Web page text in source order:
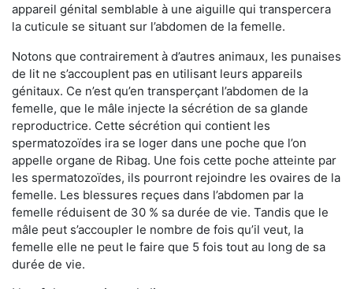
appareil génital semblable à une aiguille qui transpercera
la cuticule se situant sur l’abdomen de la femelle.
Notons que contrairement à d’autres animaux, les punaises
de lit ne s’accouplent pas en utilisant leurs appareils
génitaux. Ce n’est qu’en transperçant l’abdomen de la
femelle, que le mâle injecte la sécrétion de sa glande
reproductrice. Cette sécrétion qui contient les
spermatozoïdes ira se loger dans une poche que l’on
appelle organe de Ribag. Une fois cette poche atteinte par
les spermatozoïdes, ils pourront rejoindre les ovaires de la
femelle. Les blessures reçues dans l’abdomen par la
femelle réduisent de 30 % sa durée de vie. Tandis que le
mâle peut s’accoupler le nombre de fois qu’il veut, la
femelle elle ne peut le faire que 5 fois tout au long de sa
durée de vie.